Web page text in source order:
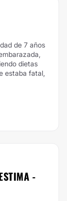
de 7 años
dietas
estaba fatal,
-